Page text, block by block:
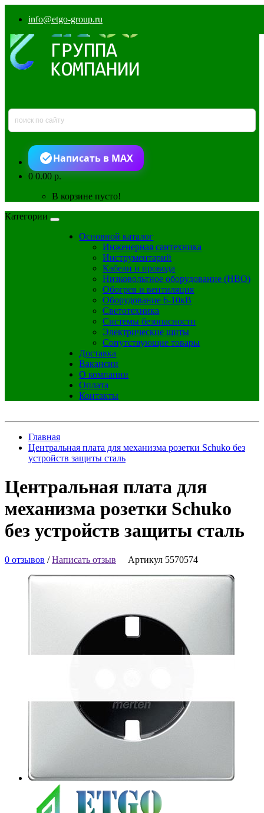
info@etgo-group.ru
Написать в MAX
00.00 р.
В корзине пусто!
Категории
Основной каталог
Инженерная сантехника
Инструментарий
Кабели и провода
Низковольтное оборудование (НВО)
Обогрев и вентиляция
Оборудование 6-10кВ
Светотехника
Системы безопасности
Электрические щиты
Сопутствующие товары
Доставка
Вакансии
О компании
Оплата
Контакты
Главная
Центральная плата для механизма розетки Schuko без
устройств защиты сталь
Центральная плата для
механизма розетки Schuko
без устройств защиты сталь
0 отзывов /Написать отзыв Артикул 5570574